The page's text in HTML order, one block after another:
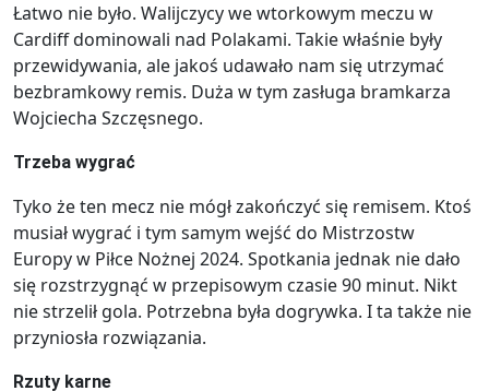
Łatwo nie było. Walijczycy we wtorkowym meczu w
Cardiff dominowali nad Polakami. Takie właśnie były
przewidywania, ale jakoś udawało nam się utrzymać
bezbramkowy remis. Duża w tym zasługa bramkarza
Wojciecha Szczęsnego.
Trzeba wygrać
Tyko że ten mecz nie mógł zakończyć się remisem. Ktoś
musiał wygrać i tym samym wejść do Mistrzostw
Europy w Piłce Nożnej 2024. Spotkania jednak nie dało
się rozstrzygnąć w przepisowym czasie 90 minut. Nikt
nie strzelił gola. Potrzebna była dogrywka. I ta także nie
przyniosła rozwiązania.
Rzuty karne